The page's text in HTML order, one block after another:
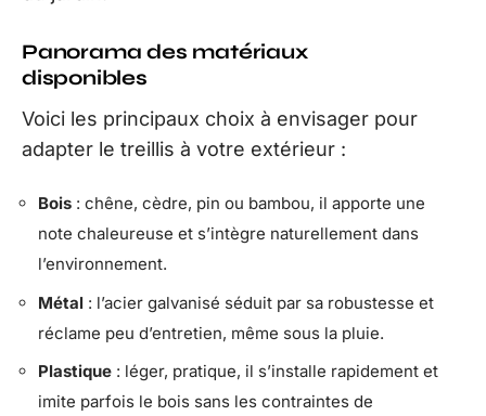
Panorama des matériaux
disponibles
Voici les principaux choix à envisager pour
adapter le treillis à votre extérieur :
Bois : chêne, cèdre, pin ou bambou, il apporte une
note chaleureuse et s’intègre naturellement dans
l’environnement.
Métal : l’acier galvanisé séduit par sa robustesse et
réclame peu d’entretien, même sous la pluie.
Plastique : léger, pratique, il s’installe rapidement et
imite parfois le bois sans les contraintes de